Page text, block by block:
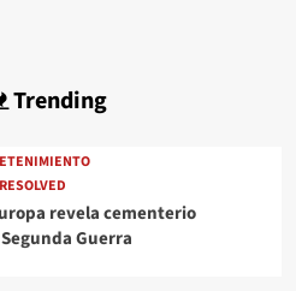
Trending
revela cementerio
Guerra